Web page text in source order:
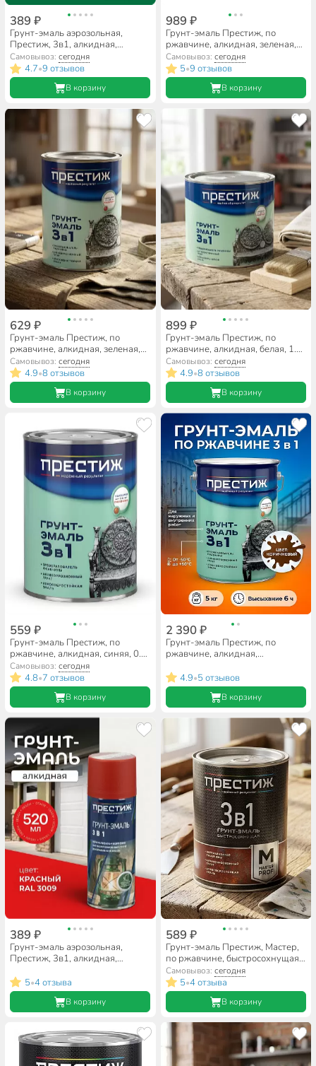
389 ₽
Грунт-эмаль аэрозольная,
Престиж, 3в1, алкидная,
зеленая, RAL 6002, 520 мл
Самовывоз:сегодня
4.7•9 отзывов
В корзину
989 ₽
Грунт-эмаль Престиж, по
ржавчине, алкидная, зеленая,
1.9 кг
Самовывоз: сегодня
5•9 отзывов
В корзину
629 ₽
Грунт-эмаль Престиж, по
ржавчине, алкидная, зеленая,
0.9 кг
Самовывоз:сегодня
4.9•8 отзывов
В корзину
899 ₽
Грунт-эмаль Престиж, по
ржавчине, алкидная, белая, 1.9
кг
Самовывоз: сегодня
4.9•8 отзывов
В корзину
559 ₽
Грунт-эмаль Престиж, по
ржавчине, алкидная, синяя, 0.9
кг
Самовывоз:сегодня
4.8•7 отзывов
В корзину
2 390 ₽
Грунт-эмаль Престиж, по
ржавчине, алкидная,
4.9•5 отзывов
В корзину
389 ₽
Грунт-эмаль аэрозольная,
Престиж, 3в1, алкидная,
0.425 кг
5•4 отзыва
В корзину
589 ₽
Грунт-эмаль Престиж, Мастер,
по ржавчине, быстросохнущая,
смоляная, черная, 0.9 кг
Самовывоз: сегодня
5•4 отзыва
В корзину